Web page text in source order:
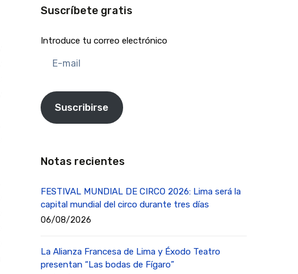
Suscríbete gratis
Introduce tu correo electrónico
mail
Suscribirse
Notas recientes
FESTIVAL MUNDIAL DE CIRCO 2026: Lima será la
capital mundial del circo durante tres días
06/08/2026
La Alianza Francesa de Lima y Éxodo Teatro
presentan “Las bodas de Fígaro”